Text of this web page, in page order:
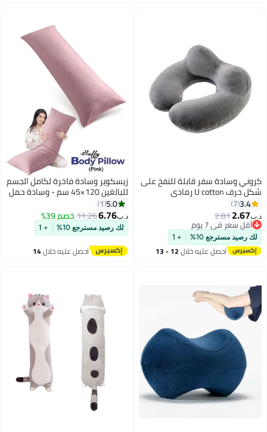
كروني وسادة سفر قابلة للنفخ على
شكل حرف U cotton رمادي
3.4
7
د.ب‏2.67
2.81
أقل سعر في 7 يوم
أقل سعر في 7 يوم
لك رصيد مسترجع 10% + 1
احصل عليه خلال 12 - 13
زيسكوير وسادة فاخرة لكامل الجسم
للبالغين 120×45 سم - وسادة حمل
فائقة النعومة، وسادة دعم طويلة
للجسم لمن ينامون على الجانب،
حشوة من ألياف البوليستر قابلة
للتهوية مع غطاء من القطن، وسادة
عناق للنوم لدعم الظهر والرقبة
والساقين، متعددة الألوان
5.0
1
د.ب‏6.76
11.26خصم 39%
لك رصيد مسترجع 10% + 1
احصل عليه خلال14